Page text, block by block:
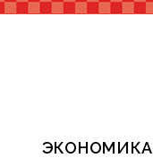
ЭКОНОМИКА